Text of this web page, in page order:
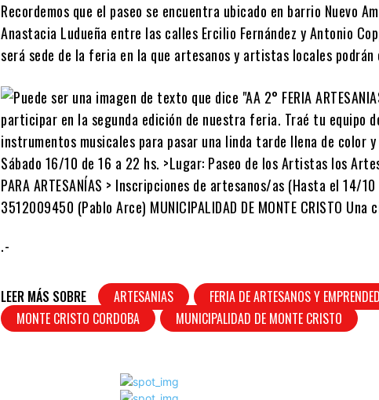
Recordemos que el paseo se encuentra ubicado en barrio Nuevo
Anastacia Ludueña entre las calles Ercilio Fernández y Antonio
será sede de la feria en la que artesanos y artistas locales podrán
.-
LEER MÁS SOBRE ARTESANIAS
FERIA DE ARTESANOS Y
MONTE CRISTO CORDOBA
MUNICIPALIDAD DE MONTE CRISTO